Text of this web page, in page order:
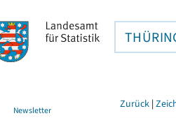
Newsletter Zurück |